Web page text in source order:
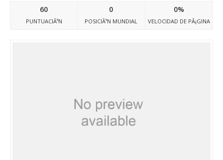
60
PUNTUACIÃ³N
0
POSICIÃ³N MUNDIAL
0%
VELOCIDAD DE PÃ¡GINA